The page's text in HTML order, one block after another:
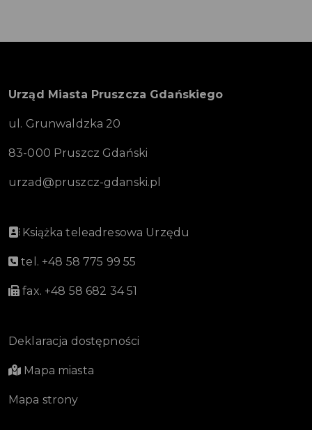
Urząd Miasta Pruszcza Gdańskiego
ul. Grunwaldzka 20
83-000 Pruszcz Gdański
urzad@pruszcz-gdanski.pl
Książka teleadresowa Urzędu
tel. +48 58 775 99 55
fax. +48 58 682 34 51
Deklaracja dostępności
Mapa miasta
Mapa strony